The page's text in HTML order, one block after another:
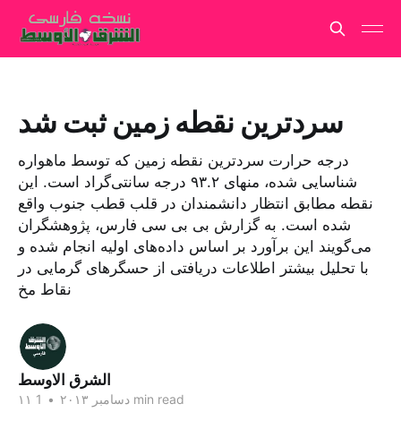
سردترین نقطه زمین ثبت شد
درجه حرارت سردترین نقطه زمین که توسط ماهواره
شناسایی شده، منهای ۹۳.۲ درجه سانتی‌گراد است. این
نقطه مطابق انتظار دانشمندان در قلب قطب جنوب واقع
شده است. به گزارش بی بی سی فارس، پژوهشگران
می‌گویند این برآورد بر اساس داده‌های اولیه انجام شده و
با تحلیل بیشتر اطلاعات دریافتی از حسگرهای گرمایی در
نقاط مخ
الشرق الاوسط
۱۱ دسامبر ۲۰۱۳ • 1 min read